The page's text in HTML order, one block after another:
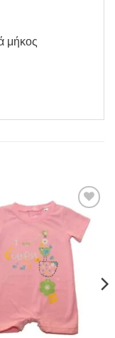
μήκος
Add to
Wishlist